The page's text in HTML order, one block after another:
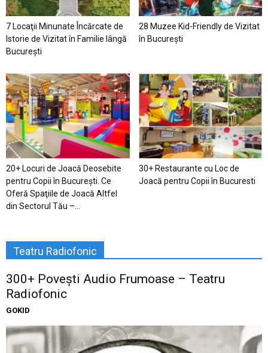
7 Locaţii Minunate Încărcate de
Istorie de Vizitat în Familie lângă
București
28 Muzee Kid-Friendly de Vizitat
în București
20+ Locuri de Joacă Deosebite
pentru Copii în Bucureşti. Ce
Oferă Spaţiile de Joacă Altfel
din Sectorul Tău –...
30+ Restaurante cu Loc de
Joacă pentru Copii în Bucuresti
Teatru Radiofonic
300+ Povești Audio Frumoase – Teatru
Radiofonic
GOKID